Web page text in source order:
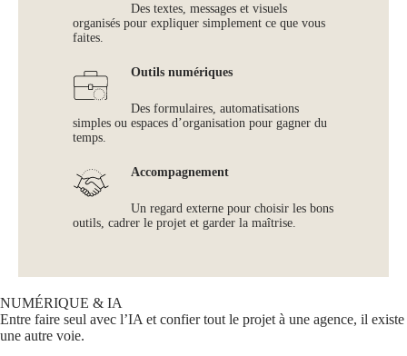
Des textes, messages et visuels
organisés pour expliquer simplement ce que vous
faites.
Outils numériques
Des formulaires, automatisations
simples ou espaces d’organisation pour gagner du
temps.
Accompagnement
Un regard externe pour choisir les bons
outils, cadrer le projet et garder la maîtrise.
NUMÉRIQUE & IA
Entre faire seul avec l’IA et confier tout le projet à une agence, il existe
une autre voie.